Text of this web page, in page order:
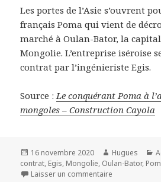
Les portes de l’Asie s’ouvrent
français Poma qui vient de
marché à Oulan-Bator, la
Mongolie. L’entreprise iséroise
contrat par l’ingénieriste Egis.
Source : Le conquérant Poma à
mongoles – Construction Cayola
Publié
le
16 novembre 2020 Auteur
Hugues
contrat, Egis, Mongolie, Oulan-Bator,
Laisser un commentaire